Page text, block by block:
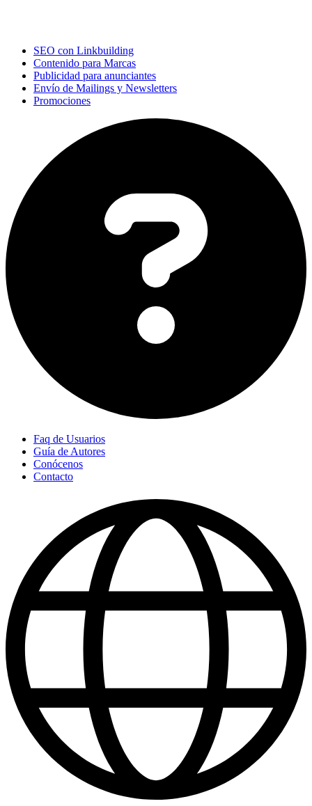
SEO con Linkbuilding
Contenido para Marcas
Publicidad para anunciantes
Envío de Mailings y Newsletters
Promociones
Faq de Usuarios
Guía de Autores
Conócenos
Contacto